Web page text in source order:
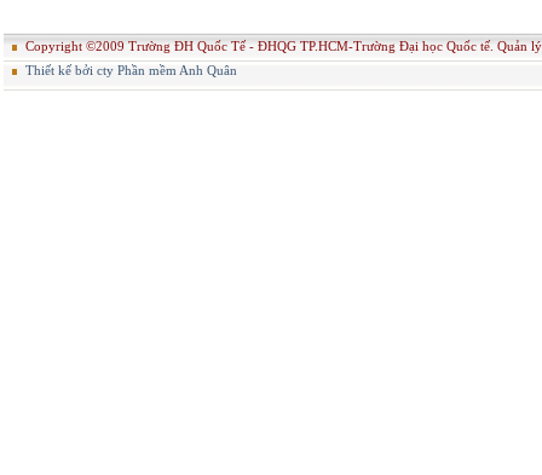
Copyright ©2009 Trường ĐH Quốc Tế - ĐHQG TP.HCM-Trường Đại học Quốc tế. Quản
Thiết kế bởi cty Phần mềm Anh Quân